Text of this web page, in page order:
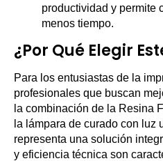
productividad y permite
menos tiempo.
¿Por Qué Elegir
Para los entusiastas de la
profesionales que buscan
la combinación de la Resina
la lámpara de curado con luz
representa una solución
y eficiencia técnica son